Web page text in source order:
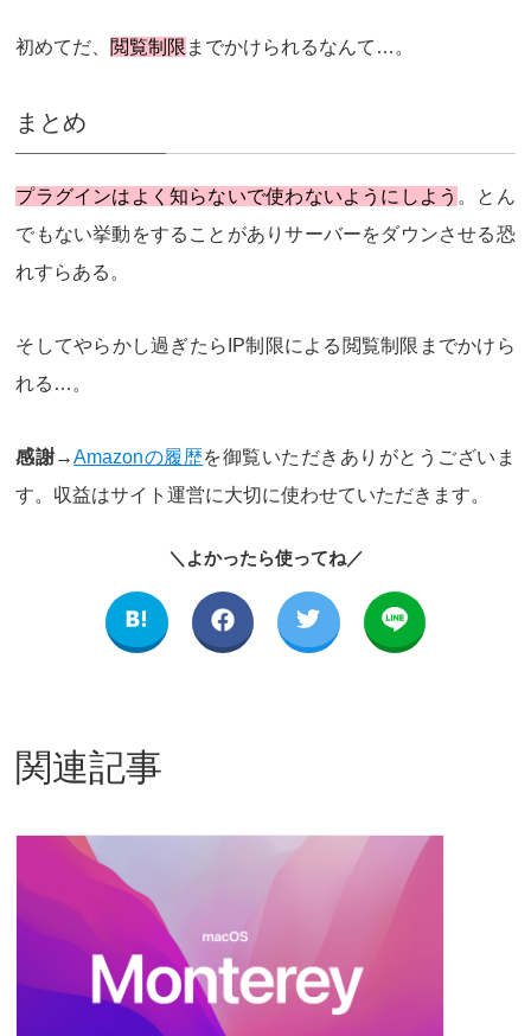
初めてだ、 閲覧制限 までかけられるなんて…。
まとめ
プラグインはよく知らないで使わないようにしよう 。とん
でもない挙動をすることがありサーバーをダウンさせる恐
れすらある。
そしてやらかし過ぎたらIP制限による閲覧制限までかけら
れる…。
感謝→Amazonの履歴を御覧いただきありがとうございま
す。収益はサイト運営に大切に使わせていただきます。
＼よかったら使ってね／
関連記事